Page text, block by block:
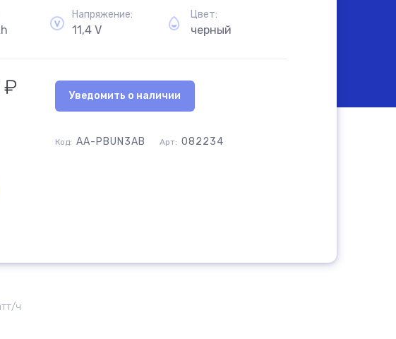
10.00 - 18.00
Напряжение:
11,4 V
Цвет:
черный
₽ Уведомить о наличии
Код: AA-PBUN3AB Арт: 082234
ч